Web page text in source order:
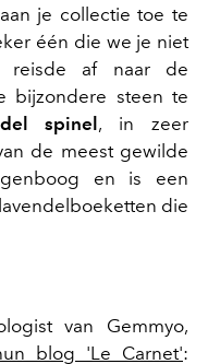
je collectie toe te
één die we je niet
reisde af naar de
bijzondere steen te
spinel , in zeer
de meest gewilde
en is een
die
van Gemmyo,
blog 'Le Carnet':